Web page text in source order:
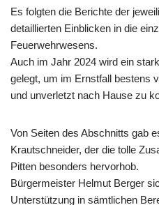
Es folgten die Berichte der
detaillierten Einblicken in die
Feuerwehrwesens.
Auch im Jahr 2024 wird ein
gelegt, um im Ernstfall bestens
und unverletzt nach Hause zu
Von Seiten des Abschnitts gab
Krautschneider, der die tolle
Pitten besonders hervorhob.
Bürgermeister Helmut Berger
Unterstützung in sämtlichen